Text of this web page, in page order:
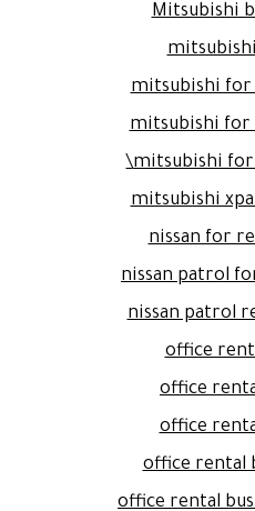
Mitsubishi
mitsubishi
mitsubishi for
mitsubishi for
mitsubishi
nissan for
nissan patrol
nissan patrol
office
office
office
office rental
office rental